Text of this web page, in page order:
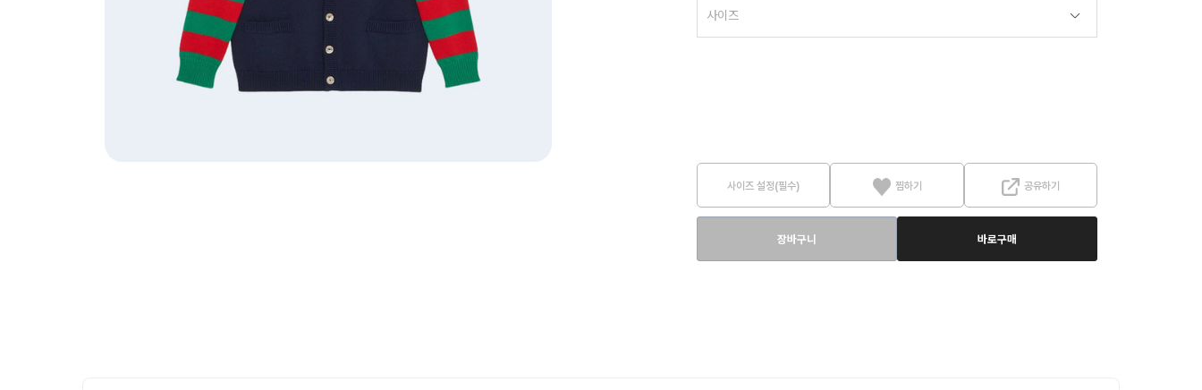
사이즈 설정(필수) 찜하기 공유하기
장바구니 바로구매